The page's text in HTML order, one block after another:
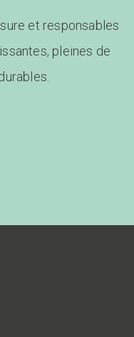
et responsables
pleines de